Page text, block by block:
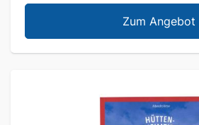
Zum Angebot